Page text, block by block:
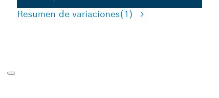
Resumen de variaciones(1)